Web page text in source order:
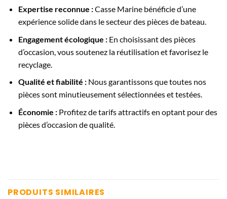
Expertise reconnue :Casse Marine bénéficie d’une
expérience solide dans le secteur des pièces de bateau.
Engagement écologique :En choisissant des pièces
d’occasion, vous soutenez la réutilisation et favorisez le
recyclage.
Qualité et fiabilité :Nous garantissons que toutes nos
pièces sont minutieusement sélectionnées et testées.
Économie :Profitez de tarifs attractifs en optant pour des
pièces d’occasion de qualité.
PRODUITS SIMILAIRES